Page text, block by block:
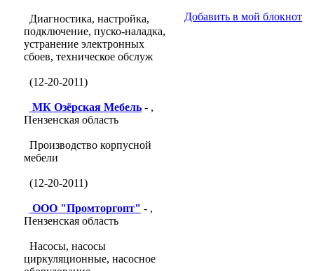
Диагностика, настройка,
подключение, пуско-наладка,
устранение электронных
сбоев, техническое обслуж
(12-20-2011)
МК Озёрская Мебель- ,
Пензенская область
Производство корпусной
мебели
(12-20-2011)
ООО "Промторгопт" - ,
Пензенская область
Насосы, насосы
циркуляционные, насосное
Добавить в мой блокнот